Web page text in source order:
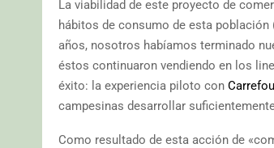
La viabilidad de este proyecto de
hábitos de consumo de esta
años, nosotros habíamos terminado
éstos continuaron vendiendo en los
éxito: la experiencia piloto con
campesinas desarrollar
Como resultado de esta acción de